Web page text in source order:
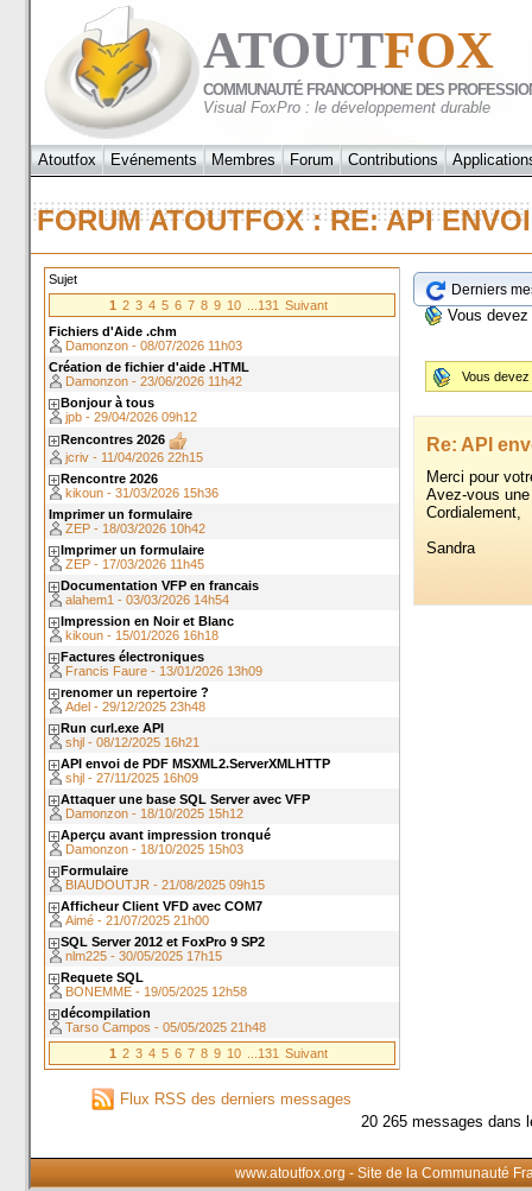
ATOUTFOX
COMMUNAUTÉ FRANCOPHONE DES
Visual FoxPro : le développement durable
Atoutfox Evénements Membres Forum Contributions
FORUM ATOUTFOX : RE: API
Sujet
1 2 3 4 5 6 7 8 9 10 ...131 Suivant
Fichiers d'Aide .chm
Damonzon - 08/07/2026 11h03
Création de fichier d'aide .HTML
Damonzon - 23/06/2026 11h42
Bonjour à tous
jpb - 29/04/2026 09h12
Rencontres 2026
jcriv - 11/04/2026 22h15
Rencontre 2026
kikoun - 31/03/2026 15h36
Imprimer un formulaire
ZEP - 18/03/2026 10h42
Imprimer un formulaire
ZEP - 17/03/2026 11h45
Documentation VFP en francais
alahem1 - 03/03/2026 14h54
Impression en Noir et Blanc
kikoun - 15/01/2026 16h18
Factures électroniques
Francis Faure - 13/01/2026 13h09
renomer un repertoire ?
Adel - 29/12/2025 23h48
Run curl.exe API
shjl - 08/12/2025 16h21
API envoi de PDF MSXML2.ServerXMLHTTP
shjl - 27/11/2025 16h09
Attaquer une base SQL Server avec VFP
Damonzon - 18/10/2025 15h12
Aperçu avant impression tronqué
Damonzon - 18/10/2025 15h03
Formulaire
BIAUDOUTJR - 21/08/2025 09h15
Afficheur Client VFD avec COM7
Aimé - 21/07/2025 21h00
SQL Server 2012 et FoxPro 9 SP2
nlm225 - 30/05/2025 17h15
Requete SQL
BONEMME - 19/05/2025 12h58
décompilation
Tarso Campos - 05/05/2025 21h48
1 2 3 4 5 6 7 8 9 10 ...131 Suivant
Flux RSS des derniers messages
Derniers
Vous
Vous
Re: API
Merci pour
Avez-vous
Cordialement,
Sandra
20 265 messages dans
www.atoutfox.org - Site de la Communauté